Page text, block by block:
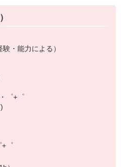
ルセンター、受付
加工・組立・検査
リスト・エステ
指導塾・人材紹介
・官公庁案件
面接OK！
応。
softbank(ソフトバンク)など
イル、UQなど格安スマホまで幅
ざいます！
・能力による）
゜+゜
+゜